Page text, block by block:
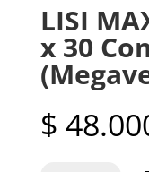
LISI
x 30
$